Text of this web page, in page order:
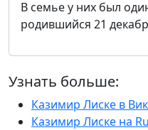
В семье у них был
родившийся 21
Узнать больше:
Казимир Лиске в
Казимир Лиске на